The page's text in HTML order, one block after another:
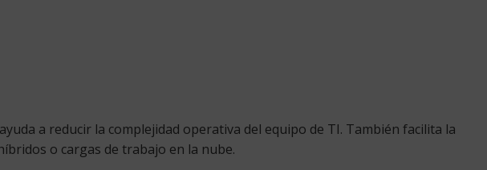
a reducir la complejidad operativa del equipo de TI. También facilita la
o cargas de trabajo en la nube.